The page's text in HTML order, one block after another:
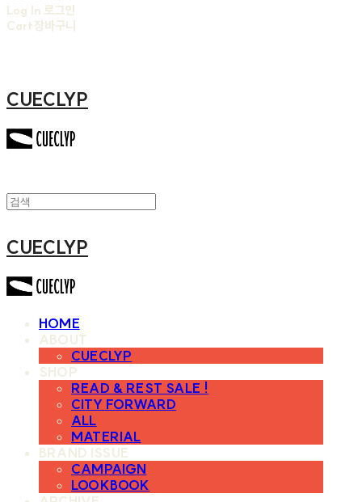
Log In 로그인
Cart장바구니
CUECLYP
CUECLYP
HOME
ABOUT
CUECLYP
SHOP
READ & REST SALE !
CITY FORWARD
ALL
MATERIAL
BRAND ISSUE
CAMPAIGN
LOOKBOOK